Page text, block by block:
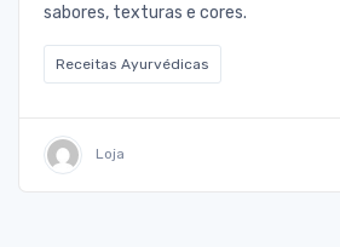
sabores, texturas e cores.
Receitas Ayurvédicas
Loja